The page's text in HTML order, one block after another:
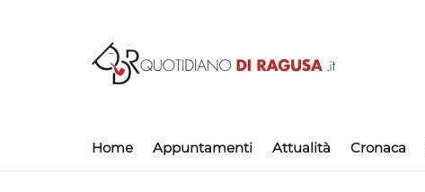
Home Appuntamenti Attualità Cronaca